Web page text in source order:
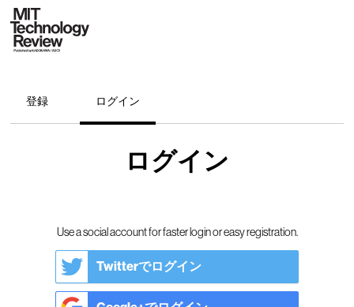
登録 ログイン
ログイン
Use a social account for faster login or easy registration.
Twitterでログイン